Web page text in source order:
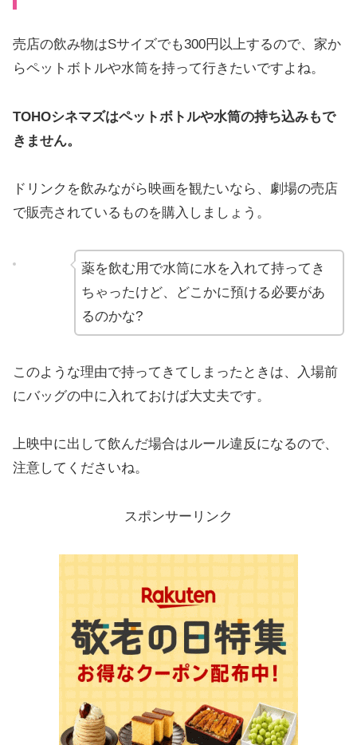
売店の飲み物はSサイズでも300円以上するので、家か
らペットボトルや水筒を持って行きたいですよね。
TOHOシネマズはペットボトルや水筒の持ち込みもで
きません。
ドリンクを飲みながら映画を観たいなら、劇場の売店
で販売されているものを購入しましょう。
薬を飲む用で水筒に水を入れて持ってき
ちゃったけど、どこかに預ける必要があ
るのかな?
このような理由で持ってきてしまったときは、入場前
にバッグの中に入れておけば大丈夫です。
上映中に出して飲んだ場合はルール違反になるので、
注意してくださいね。
スポンサーリンク